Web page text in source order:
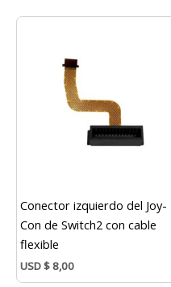
Conector izquierdo del Joy-
Con de Switch2 con cable
flexible
USD$8,00